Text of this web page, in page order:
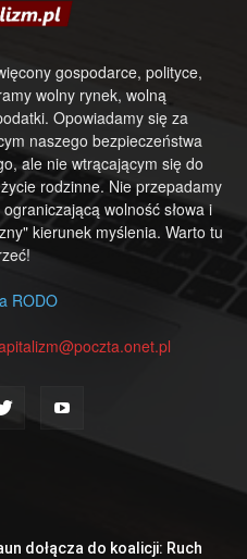
gospodarce, polityce,
wolny rynek, wolną
Opowiadamy się za
naszego bezpieczeństwa
ale nie wtrącającym się do
rodzinne. Nie przepadamy
wolność słowa i
kierunek myślenia. Warto tu
RODO
dołącza do koalicji: Ruch